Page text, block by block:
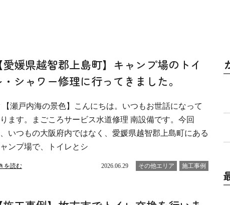
【愛媛県越智郡上島町】キャンプ場のトイ
・シャワー修理に行ってきました。
【瀬戸内海の景色】こんにちは。いつもお世話になって
ます。まごころサービス水道修理 南設備です。今回
いつもの大阪府内ではなく、愛媛県越智郡上島町にある
ンプ場で、トイレとシ
を読む 2026.06.29 その他エリア 施工事例